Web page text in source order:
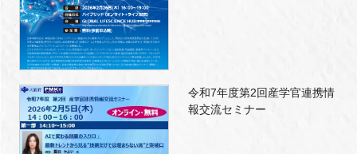
令和7年度第2回産学官連携情
報交流セミナー